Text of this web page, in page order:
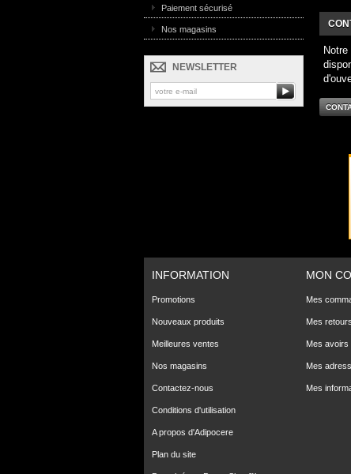
Paiement sécurisé
Nos magasins
NEWSLETTER
INFORMATION
Promotions
Nouveaux produits
Meilleures ventes
Nos magasins
Contactez-nous
Conditions d'utilisation
A propos d'Adipocere
Plan du site
MON
Mes
Mes
Mes avoirs
Mes
Mes